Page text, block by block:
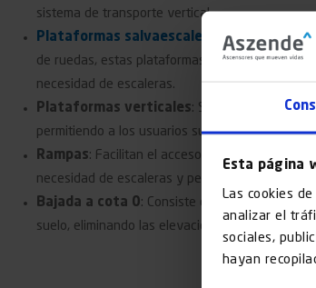
Esta página
Las cookies
analizar el
sociales,
hayan
sistema de transporte vertical.
Plataformas salvaescaleras
:
de ruedas, estas plataformas permiten el
necesidad de escaleras.
Plataformas verticales: Son adecuadas
permitiendo a los usuarios superar desniveles o
Rampas: Facilitan el acceso de personas con
necesidad de escaleras y permitiendo el
Bajada a cota 0: Consiste en que los
suelo, eliminando las elevaciones que dificultan